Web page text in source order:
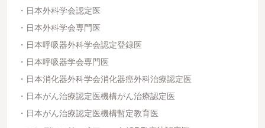
日本外科学会認定医
日本外科学会専門医
日本呼吸器外科学会認定登録医
日本呼吸器学会専門医
日本消化器外科学会消化器癌外科治療認定医
日本がん治療認定医機構がん治療認定医
日本がん治療認定医機構暫定教育医